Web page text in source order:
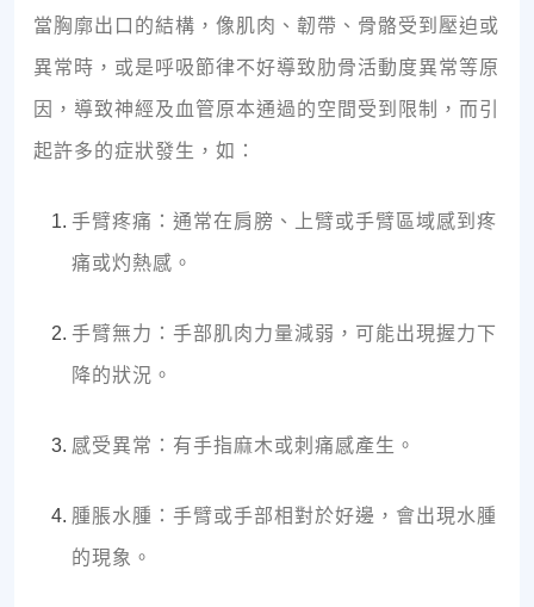
當胸廓出口的結構，像肌肉、韌帶、骨骼受到壓迫或
異常時，或是呼吸節律不好導致肋骨活動度異常等原
因，導致神經及血管原本通過的空間受到限制，而引
起許多的症狀發生，如：
手臂疼痛：通常在肩膀、上臂或手臂區域感到疼
痛或灼熱感。
手臂無力：手部肌肉力量減弱，可能出現握力下
降的狀況。
感受異常：有手指麻木或刺痛感產生。
腫脹水腫：手臂或手部相對於好邊，會出現水腫
的現象。